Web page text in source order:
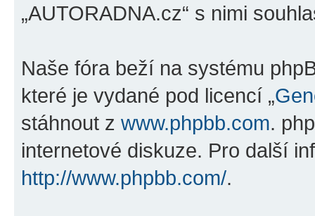
„AUTORADNA.cz“ s nimi
Naše fóra beží na systému
které je vydané pod licencí „
stáhnout z www.phpbb.com.
internetové diskuze. Pro další
http://www.phpbb.com/.